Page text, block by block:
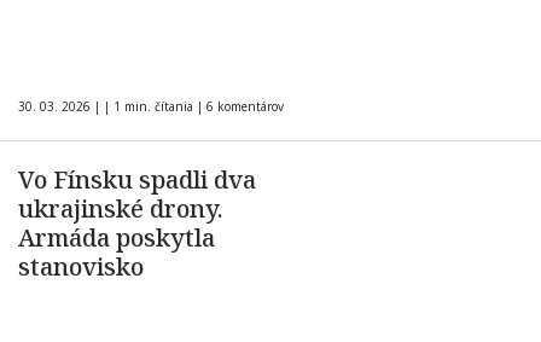
30. 03. 2026 | | 1 min. čítania | 6 komentárov
Vo Fínsku spadli dva
ukrajinské drony.
Armáda poskytla
stanovisko